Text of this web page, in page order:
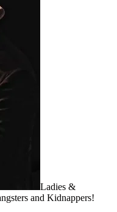
Ladies &
and Kidnappers!